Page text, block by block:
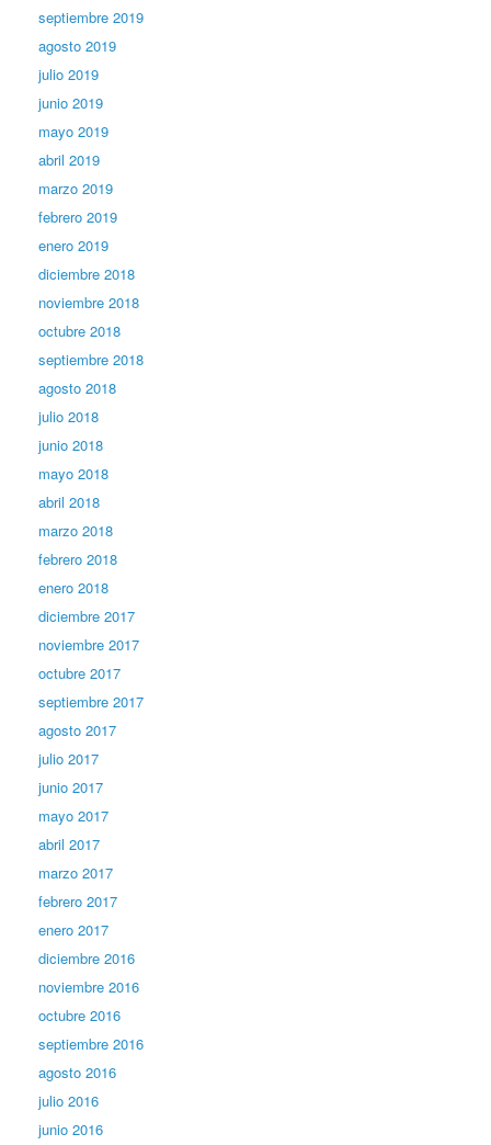
septiembre 2019
agosto 2019
julio 2019
junio 2019
mayo 2019
abril 2019
marzo 2019
febrero 2019
enero 2019
diciembre 2018
noviembre 2018
octubre 2018
septiembre 2018
agosto 2018
julio 2018
junio 2018
mayo 2018
abril 2018
marzo 2018
febrero 2018
enero 2018
diciembre 2017
noviembre 2017
octubre 2017
septiembre 2017
agosto 2017
julio 2017
junio 2017
mayo 2017
abril 2017
marzo 2017
febrero 2017
enero 2017
diciembre 2016
noviembre 2016
octubre 2016
septiembre 2016
agosto 2016
julio 2016
junio 2016